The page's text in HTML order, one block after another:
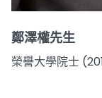
鄭澤權先生
榮譽大學院士